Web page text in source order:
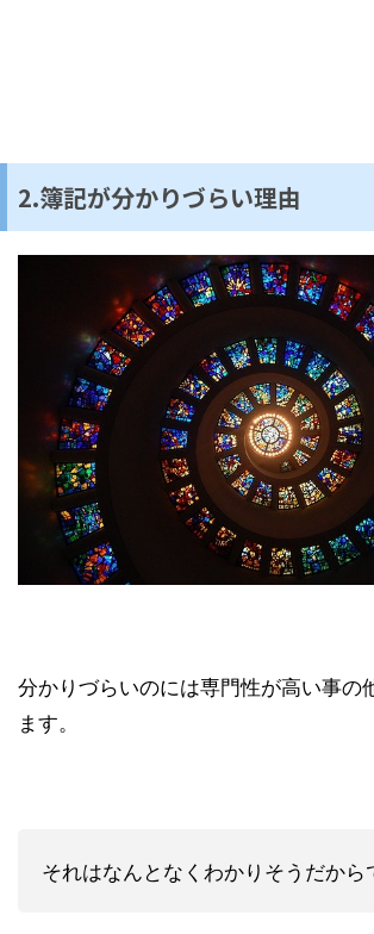
2.簿記が分かりづらい理由
分かりづらいのには専門性が高い事の
ます。
それはなんとなくわかりそうだから